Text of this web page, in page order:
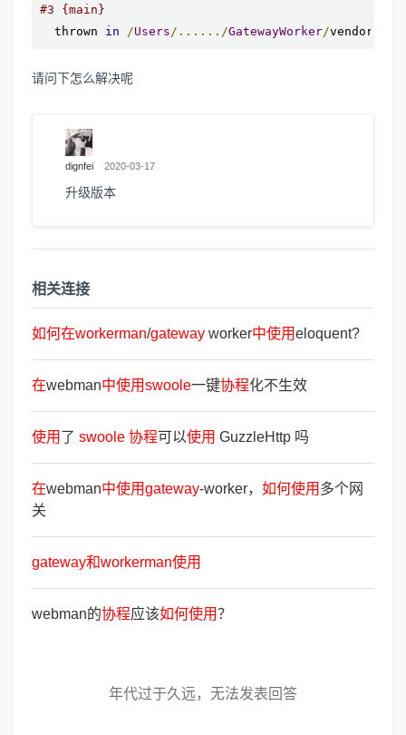
#3 {main}
  thrown
in /Users /....../GatewayWorker/vendor
请问下怎么解决呢
dignfei 2020-03-17
升级版本
相关连接
如何在workerman/gateway worker中使用eloquent?
在webman中使用swoole一键协程化不生效
使用 了 swoole 协程可以使用 GuzzleHttp 吗
在webman中使用gateway-worker， 如何使用 多个网
关
gateway和workerman使用
webman的协程应该如何使用？
年代过于久远，无法发表回答